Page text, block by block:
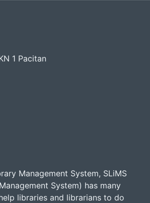
1 Pacitan
Management System, SLiMS
System) has many
libraries and librarians to do